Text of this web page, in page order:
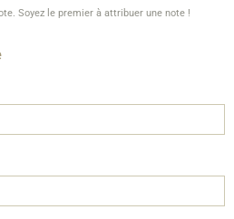
Soyez le premier à attribuer une note !